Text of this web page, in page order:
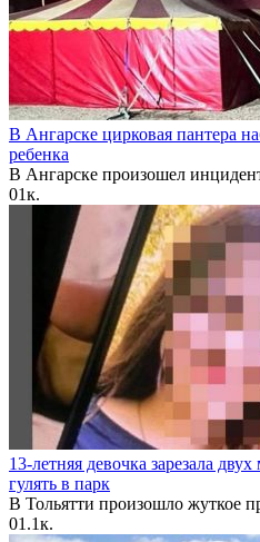
В Ангарске цирковая пантера
ребенка
В Ангарске произошел
01к.
13-летняя девочка зарезала
гулять в парк
В Тольятти произошло жуткое
01.1к.